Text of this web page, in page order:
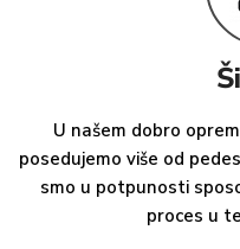
U našem dobro
posedujemo više od
smo u potpunosti
proces u